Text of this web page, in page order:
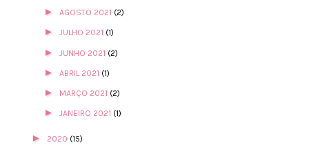
► AGOSTO 2021 (2)
► JULHO 2021 (1)
► JUNHO 2021 (2)
► ABRIL 2021 (1)
► MARÇO 2021 (2)
► JANEIRO 2021 (1)
► 2020 (15)